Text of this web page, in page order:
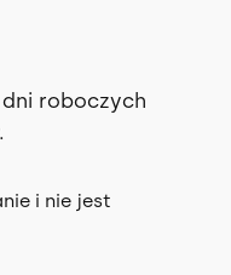
roboczych
i nie jest